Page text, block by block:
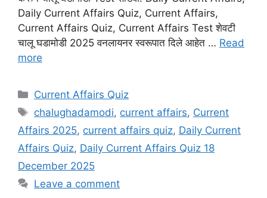
Daily Current Affairs Quiz, Current Affairs,
Current Affairs Quiz, Current Affairs Test शेवटी
चालू घडामोडी 2025 वनलायनर स्वरूपात दिले आहेत … Read
more
Categories
Current Affairs Quiz
Tags
chalughadamodi, current affairs, Current
Affairs 2025, current affairs quiz, Daily Current
Affairs Quiz, Daily Current Affairs Quiz 18
December 2025
Leave a comment